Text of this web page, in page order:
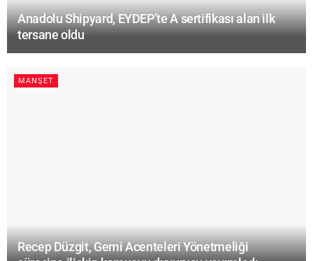
Anadolu Shipyard, EYDEP’te A sertifikası alan ilk
tersane oldu
MANŞET
Recep Düzgit, Gemi Acenteleri Yönetmeliği